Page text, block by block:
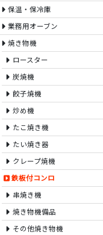
保温・保冷庫
業務用オーブン
焼き物機
ロースター
炭焼機
餃子焼機
炒め機
たこ焼き機
たい焼き器
クレープ焼機
鉄板付コンロ
串焼き機
焼き物機備品
その他焼き物機